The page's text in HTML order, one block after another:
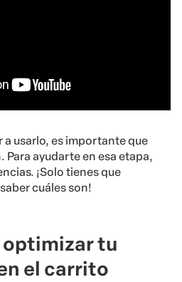
a usarlo, es importante que
ayudarte en esa etapa,
¡Solo tienes que
cuáles son!
optimizar tu
el carrito